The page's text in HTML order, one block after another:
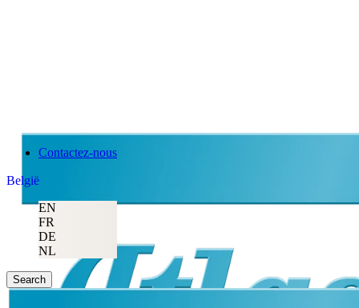
Contactez-nous
België
EN
FR
DE
NL
Search